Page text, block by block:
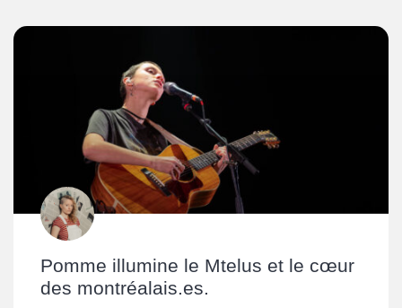
Pomme illumine le Mtelus et le cœur
des montréalais.es.